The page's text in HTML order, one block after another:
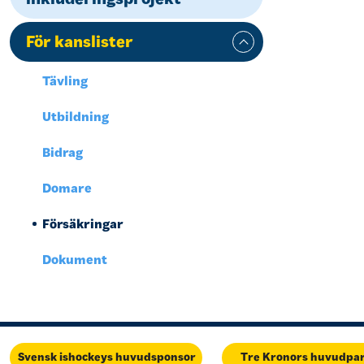
För kanslister
Tävling
Utbildning
Bidrag
Domare
Försäkringar
Dokument
Svensk ishockeys huvudsponsor Tre Kronors